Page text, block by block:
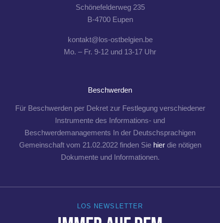
LOS NEWSLETTER
Schönefelderweg 235
B-4700 Eupen
kontakt@los-ostbelgien.be
Mo. – Fr. 9-12 und 13-17 Uhr
Beschwerden
Für Beschwerden per Dekret zur Festlegung verschiedener
Instrumente des Informations- und
Beschwerdemanagements In der Deutschsprachigen
Gemeinschaft vom 21.02.2022 finden Sie hierdie nötigen
Dokumente und Informationen.